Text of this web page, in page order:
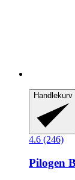
Handlekurv
4.6 (246)
Pilogen